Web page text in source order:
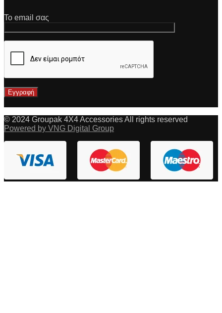
Το email σας
© 2024 Groupak 4X4 Accessories All rights reserved
Powered by VNG Digital Group